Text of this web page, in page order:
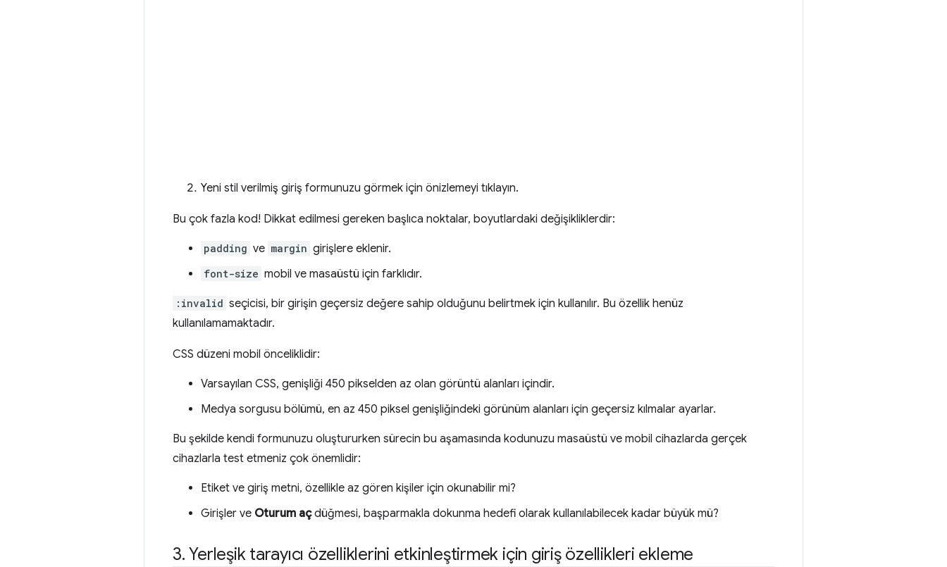
Yeni stil verilmiş giriş formunuzu görmek için önizlemeyi tıklayın.
Bu çok fazla kod! Dikkat edilmesi gereken başlıca noktalar, boyutlardaki değişikliklerdir:
padding ve margin girişlere eklenir.
font-size mobil ve masaüstü için farklıdır.
:invalid seçicisi, bir girişin geçersiz değere sahip olduğunu belirtmek için kullanılır. Bu özellik henüz
kullanılamamaktadır.
CSS düzeni mobil önceliklidir:
Varsayılan CSS, genişliği 450 pikselden az olan görüntü alanları içindir.
Medya sorgusu bölümü, en az 450 piksel genişliğindeki görünüm alanları için geçersiz kılmalar ayarlar.
Bu şekilde kendi formunuzu oluştururken sürecin bu aşamasında kodunuzu masaüstü ve mobil cihazlarda gerçek
cihazlarla test etmeniz çok önemlidir:
Etiket ve giriş metni, özellikle az gören kişiler için okunabilir mi?
Girişler ve Oturum açdüğmesi, başparmakla dokunma hedefi olarak kullanılabilecek kadar büyük mü?
3. Yerleşik tarayıcı özelliklerini etkinleştirmek için giriş özellikleri ekleme